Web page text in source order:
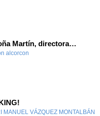
Entrevista a Begoña Martín, directora de la EOI Alcorcón-Ext. S. Martín
alcorcon
MANUEL VÁZQUEZ MONTALBÁN